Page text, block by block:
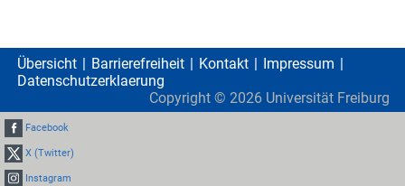
Übersicht Barrierefreiheit Kontakt
Impressum
Datenschutzerklaerung
Copyright © 2026 Universität Freiburg
Facebook
X (Twitter)
Instagram